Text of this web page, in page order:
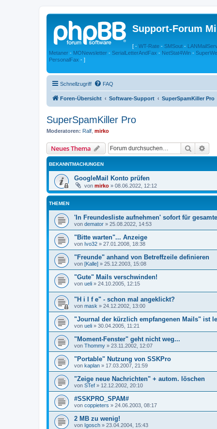
Support-Forum
[ - WT-Rate - SMSout -
Metaner - MONewsletter - SerialLetterAndFax - NetStat4Win -
PersonalFax - ]
Schnellzugriff FAQ
Foren-Übersicht Software-Support SuperSpamKiller Pro
SuperSpamKiller Pro
Moderatoren: Ralf mirko
Neues Thema Suche
BEKANNTMACHUNGEN
GoogleMail Konto prüfen
von mirko » 08.06.2022, 12:12
THEMEN
'In Freundesliste aufnehmen' sofort für
von demator » 25.08.2022, 14:53
"Bitte warten"... Anzeige
von Ivo32 » 27.01.2008, 18:38
"Freunde" anhand von Betreffzeile definieren
von [Kalle] » 25.12.2003, 15:08
"Gute" Mails verschwinden!
von ueli » 24.10.2005, 12:15
"H i l f e" - schon mal angeklickt?
von mask » 24.12.2002, 13:00
"Journal der kürzlich empfangenen Mails" ist
von ueli » 30.04.2005, 11:21
"Moment-Fenster" geht nicht weg...
von Thommy » 23.11.2002, 12:07
"Portable" Nutzung von SSKPro
von kaplan » 17.03.2007, 21:59
"Zeige neue Nachrichten" + autom. löschen
von STef » 12.12.2002, 20:10
#SSKPRO_SPAM#
von coppieters » 24.06.2003, 08:17
2 MB zu wenig!
von Igosch » 23.04.2004, 15:43